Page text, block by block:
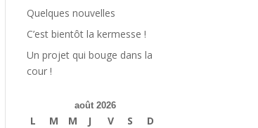
Quelques nouvelles
C’est bientôt la kermesse !
Un projet qui bouge dans la
cour !
août 2026
L M M J V S
D